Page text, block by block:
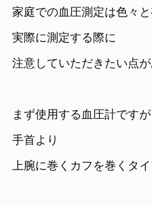
家庭での血圧測定は色々
実際に測定する際に
注意していただきたい点
まず使用する血圧計ですが
手首より
上腕に巻くカフを巻くタ